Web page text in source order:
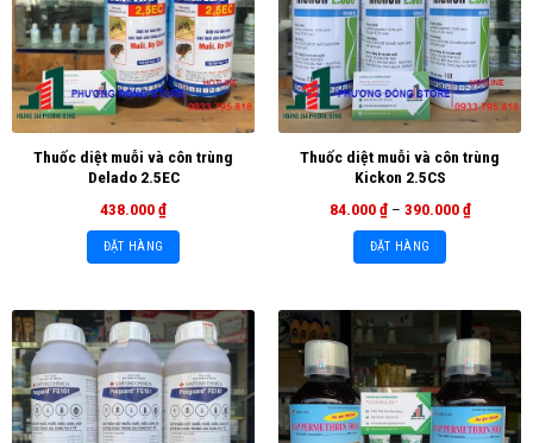
Thuốc diệt muỗi và côn trùng
Delado 2.5EC
438.000₫
ĐẶT HÀNG
Thuốc diệt muỗi và côn trùng
Kickon 2.5CS
84.000₫ – 390.000₫
ĐẶT HÀNG